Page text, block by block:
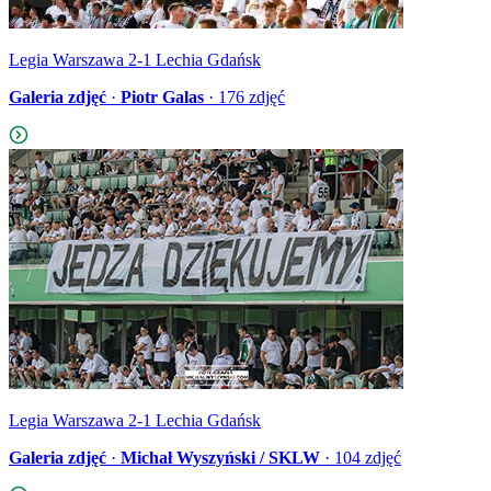
Legia Warszawa 2-1 Lechia Gdańsk
Galeria zdjęć · Piotr Galas · 176 zdjęć
Legia Warszawa 2-1 Lechia Gdańsk
Galeria zdjęć · Michał Wyszyński / SKLW · 104 zdjęć